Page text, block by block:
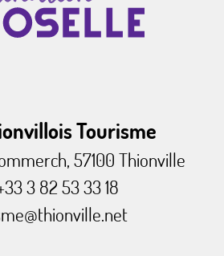
Tourisme
57100 Thionville
3 82 53 33 18